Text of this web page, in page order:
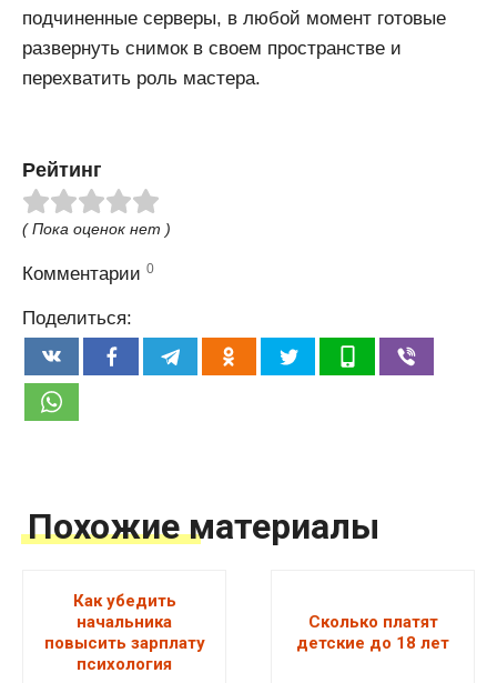
подчиненные серверы, в любой момент готовые
развернуть снимок в своем пространстве и
перехватить роль мастера.
Рейтинг
( Пока оценок нет )
Комментарии 0
Поделиться:
Похожие материалы
Как убедить
начальника
повысить зарплату
психология
Сколько платят
детские до 18 лет